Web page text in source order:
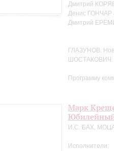
Дмитрий
Денис ГОНЧАР
Дмитрий
ГЛАЗУНОВ.
ШОСТАКОВИЧ.
Программу
Марк
И.С. БАХ,
Исполнители: